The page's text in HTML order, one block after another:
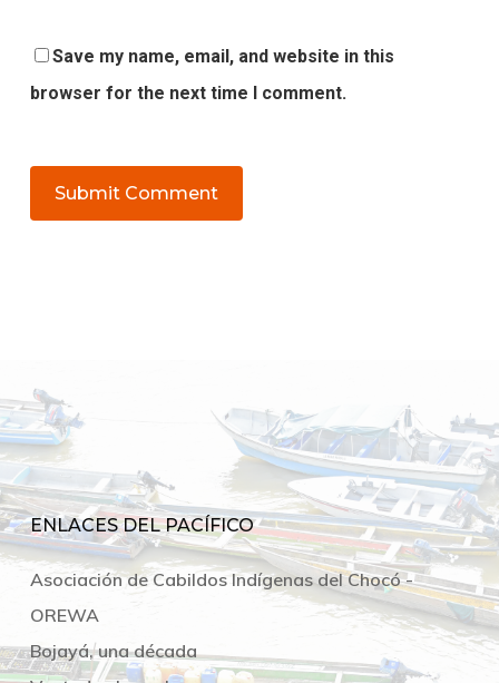
Save my name, email, and website in this
browser for the next time I comment.
ENLACES DEL PACÍFICO
Asociación de Cabildos Indígenas del Chocó -
OREWA
Bojayá, una década